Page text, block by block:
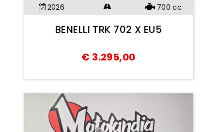
2026 700 cc
BENELLI TRK 702 X EU5
€ 3.295,00